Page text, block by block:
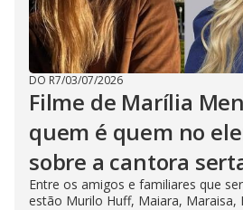
DO R7/03/07/2026
Filme de Marília
quem é quem no
sobre a cantora
Entre os amigos e familiares que
estão Murilo Huff, Maiara, Maraisa,